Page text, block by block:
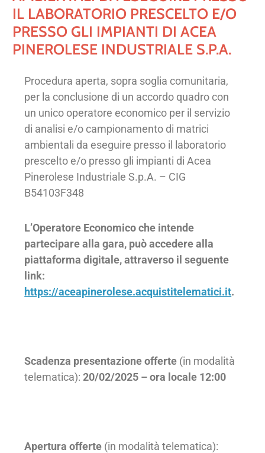
IL LABORATORIO PRESCELTO E/O
PRESSO GLI IMPIANTI DI ACEA
PINEROLESE INDUSTRIALE S.P.A.
Procedura aperta, sopra soglia comunitaria,
per la conclusione di un accordo quadro con
un unico operatore economico per il servizio
di analisi e/o campionamento di matrici
ambientali da eseguire presso il laboratorio
prescelto e/o presso gli impianti di Acea
Pinerolese Industriale S.p.A. – CIG
B54103F348
L’Operatore Economico che intende
partecipare alla gara, può accedere alla
piattaforma digitale, attraverso il seguente
link:
https://aceapinerolese.acquistitelematici.it.
Scadenza presentazione offerte (in modalità
telematica):20/02/2025 – ora locale 12:00
Apertura offerte (in modalità telematica):